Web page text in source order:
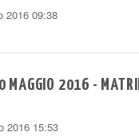
2016 09:38
MAGGIO 2016 -
2016 15:53